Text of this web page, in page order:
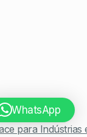
para Indústrias
WhatsApp